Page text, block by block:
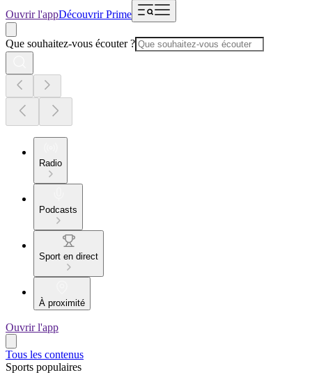
Ouvrir l'appDécouvrir Prime
Que souhaitez-vous écouter ?
Radio
Podcasts
Sport en direct
À proximité
Ouvrir l'app
Tous les contenus
Sports populaires